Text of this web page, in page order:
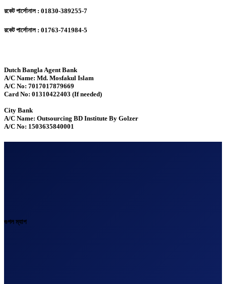
রকেট পার্সোনাল : 01830-389255-7
রকেট পার্সোনাল : 01763-741984-5
Dutch Bangla Agent Bank
A/C Name: Md. Mosfakul Islam
A/C No: 7017017879669
Card No: 01310422403 (If needed)
City Bank
A/C Name: Outsourcing BD Institute By Golzer
A/C No: 1503635840001
গুগল ম্যাপ